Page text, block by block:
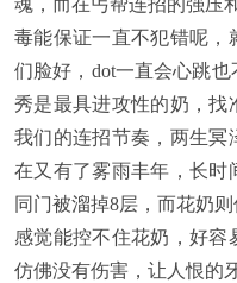
魂，而在丐帮连招的强压
毒能保证一直不犯错呢，
们脸好，dot一直会心跳
秀是最具进攻性的奶，找
我们的连招节奏，两生冥
在又有了雾雨丰年，长时
同门被溜掉8层，而花奶
感觉能控不住花奶，好容
仿佛没有伤害，让人恨的